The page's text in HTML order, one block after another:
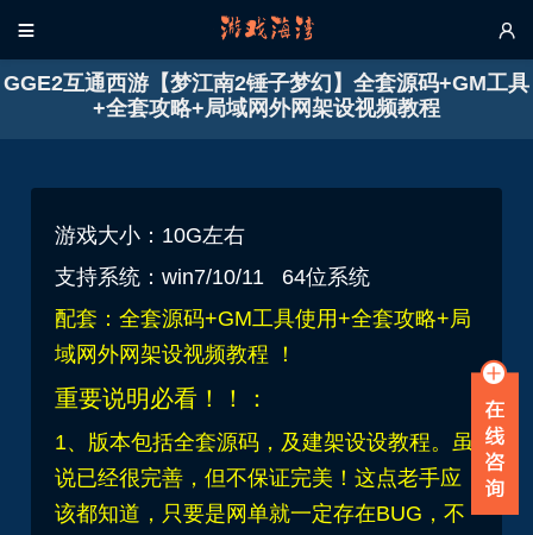
 
GGE2互通西游【梦江南2锤子梦幻】全套源码+GM工具
+全套攻略+局域网外网架设视频教程
游戏大小：10G左右
支持系统：win7/10/11 64位系统
配套：全套源码+GM工具使用+全套攻略+局
域网外网架设视频教程
！
重要说明必看！！：
1、版本包括全套源码，及建架设设教程。虽
说已经很完善，但不保证完美！这点老手应
该都知道，只要是网单就一定存在BUG，不